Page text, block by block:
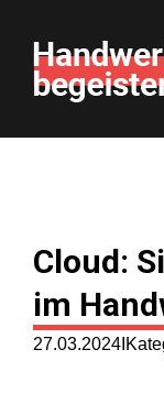
Agenda
Macher
Cloud:
im
27.03.2024